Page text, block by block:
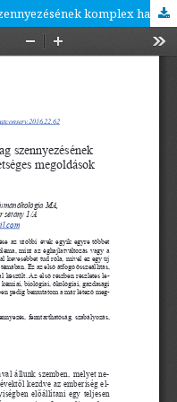
A tengerek és óceánok műanyag szennyezésének komplex hatása – 2. rész: Lehetséges megoldások